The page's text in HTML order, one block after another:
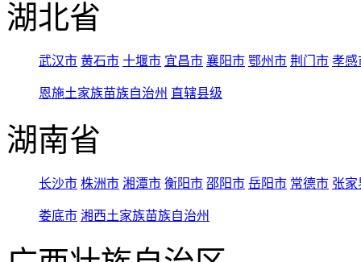
湖北省
武汉市 黄石市 十堰市 宜昌市 襄阳市 鄂州市 荆门市 孝感
恩施土家族苗族自治州 直辖县级
湖南省
长沙市 株洲市 湘潭市 衡阳市 邵阳市 岳阳市 常德市 张家
娄底市 湘西土家族苗族自治州